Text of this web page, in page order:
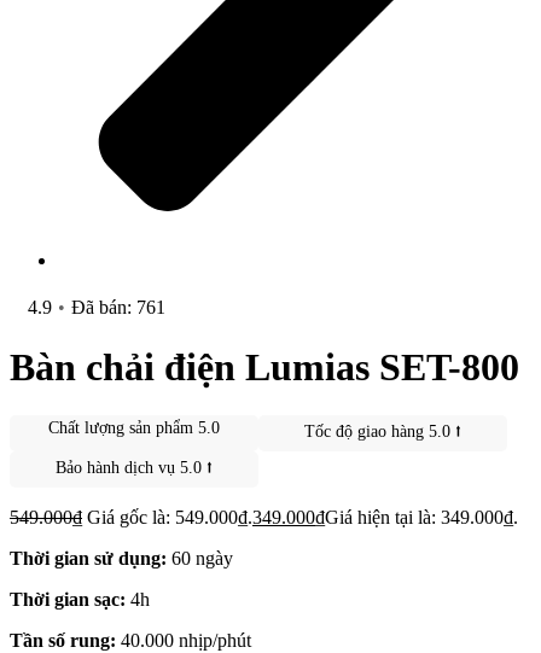
4.9 • Đã bán: 761
Bàn chải điện Lumias SET-800
Chất lượng sản phẩm 5.0
Tốc độ giao hàng 5.0 ⭡
Bảo hành dịch vụ 5.0 ⭡
549.000₫ Giá gốc là: 549.000₫.349.000₫Giá hiện tại là: 349.000₫.
Thời gian sử dụng: 60 ngày
Thời gian sạc: 4h
Tần số rung: 40.000 nhịp/phút